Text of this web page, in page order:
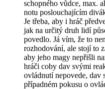
schopného vůdce, max.
notu poslouchajícím
Je třeba, aby i hráč
jak na určitý druh lidí
povedlo. Já vím, že to
rozhodování, ale stojí to
aby jeho magy nepřišli
hráči coby dav svými
ovládnutí nepovede, dav
případném pokusu o